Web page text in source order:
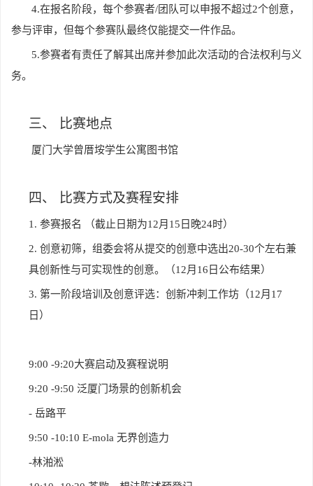
4.在报名阶段，每个参赛者/团队可以申报不超过2个创意，
参与评审，但每个参赛队最终仅能提交一件作品。
5.参赛者有责任了解其出席并参加此次活动的合法权利与义
务。
三、 比赛地点
厦门大学曾厝垵学生公寓图书馆
四、 比赛方式及赛程安排
1. 参赛报名 （截止日期为12月15日晚24时）
2. 创意初筛，组委会将从提交的创意中选出20-30个左右兼
具创新性与可实现性的创意。（12月16日公布结果）
3. 第一阶段培训及创意评选：创新冲刺工作坊（12月17
日）
9:00 -9:20大赛启动及赛程说明
9:20 -9:50 泛厦门场景的创新机会
- 岳路平
9:50 -10:10 E-mola 无界创造力
-林湐淞